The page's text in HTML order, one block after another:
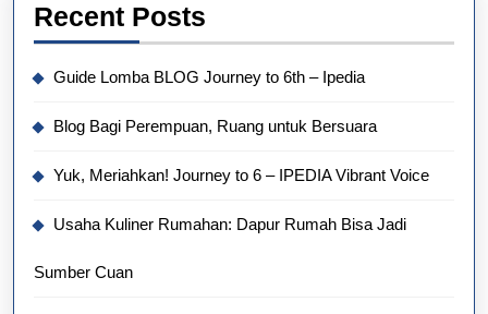
Recent Posts
Guide Lomba BLOG Journey to 6th – Ipedia
Blog Bagi Perempuan, Ruang untuk Bersuara
Yuk, Meriahkan! Journey to 6 – IPEDIA Vibrant Voice
Usaha Kuliner Rumahan: Dapur Rumah Bisa Jadi
Sumber Cuan